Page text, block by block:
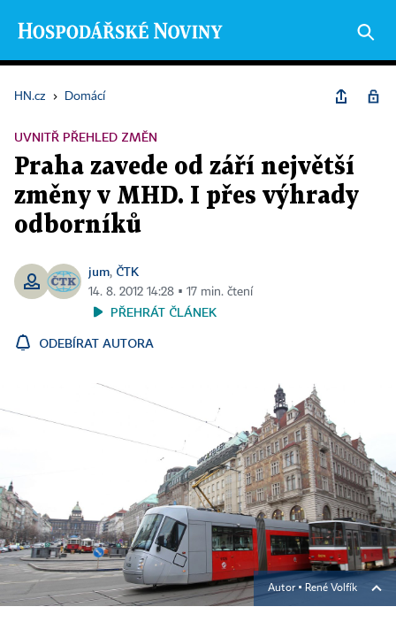
HN.cz › Domácí
UVNITŘ PŘEHLED ZMĚN
Praha zavede od září největší
změny v MHD. I přes výhrady
odborníků
jum, ČTK
14. 8. 2012 14:28 ▪ 17 min. čtení
PŘEHRÁT ČLÁNEK
ODEBÍRAT AUTORA
Autor ▪ René Volfík